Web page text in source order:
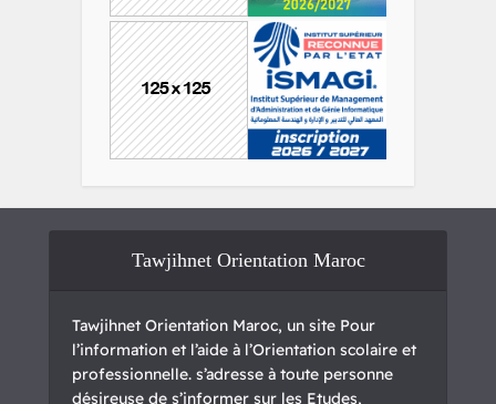
Tawjihnet Orientation Maroc
Tawjihnet Orientation Maroc, un site Pour
l’information et l’aide à l’Orientation scolaire et
professionnelle. s’adresse à toute personne
désireuse de s’informer sur les Etudes,